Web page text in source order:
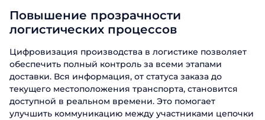
Повышение прозрачности
логистических процессов
Цифровизация производства в логистике позволяет
обеспечить полный контроль за всеми этапами
доставки. Вся информация, от статуса заказа до
текущего местоположения транспорта, становится
доступной в реальном времени. Это помогает
улучшить коммуникацию между участниками цепочки